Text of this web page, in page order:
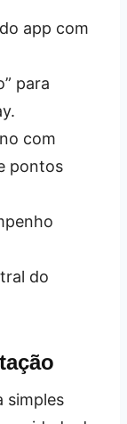
app com
para
com
pontos
do
simples